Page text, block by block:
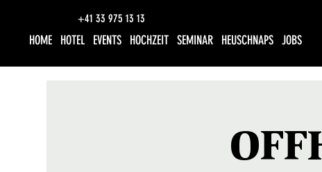
HOME HOTEL EVENTS HOCHZEIT SEMINAR HEUSCHNAPS JOBS
+41 33 975 13 13